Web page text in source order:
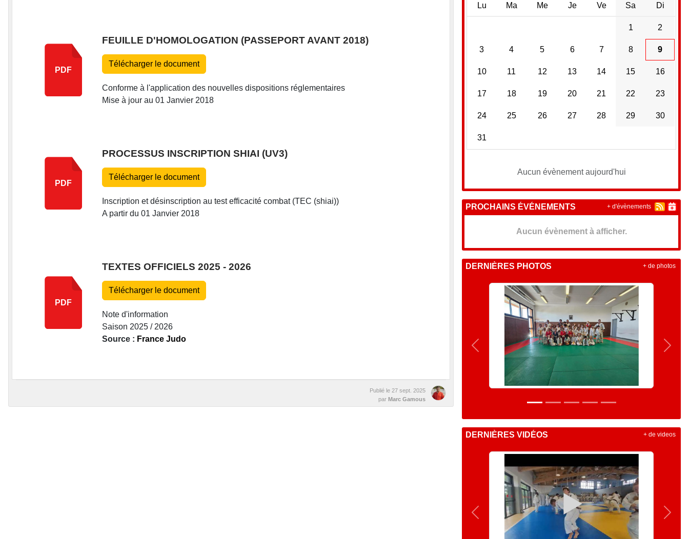
PDF
FEUILLE D'HOMOLOGATION (PASSEPORT AVANT 2018)
Télécharger le document
Conforme à l'application des nouvelles dispositions réglementaires
Mise à jour au 01 Janvier 2018
PDF
PROCESSUS INSCRIPTION SHIAI (UV3)
Télécharger le document
Inscription et désinscription au test efficacité combat (TEC (shiai))
A partir du 01 Janvier 2018
PDF
TEXTES OFFICIELS 2025 - 2026
Télécharger le document
Note d'information
Saison 2025 / 2026
Source : France Judo
Publié le 27 sept. 2025
par Marc Gamous
Lu Ma Me Je Ve Sa Di
1 2
3 4 5 6 7 8 9
10 11 12 13 14 15 16
17 18 19 20 21 22 23
24 25 26 27 28 29 30
31
Aucun évènement aujourd'hui
PROCHAINS ÉVÉNEMENTS
Aucun évènement à afficher.
+ d'évènements
DERNIÈRES PHOTOS
Précedent
+ de photos
DERNIÈRES VIDÉOS
Précedent
+ de videos